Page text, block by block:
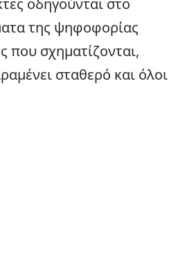
της ψηφοφορίας
που σχηματίζονται,
σταθερό και όλοι